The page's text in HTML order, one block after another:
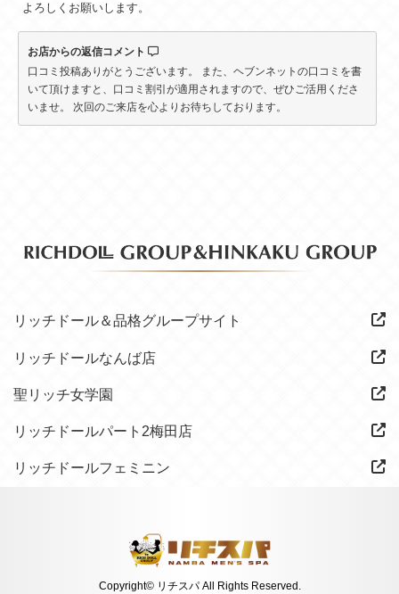
よろしくお願いします。
お店からの返信コメント
口コミ投稿ありがとうございます。 また、ヘブンネットの口コミを書
いて頂けますと、口コミ割引が適用されますので、ぜひご活用くださ
いませ。 次回のご来店を心よりお待ちしております。
リッチドール＆品格グループサイト
リッチドールなんば店
聖リッチ女学園
リッチドールパート2梅田店
リッチドールフェミニン
Copyright© リチスパ All Rights Reserved.